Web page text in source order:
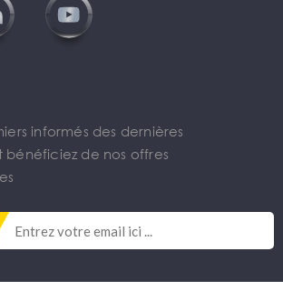
informés des dernières
bénéficiez de nos offres